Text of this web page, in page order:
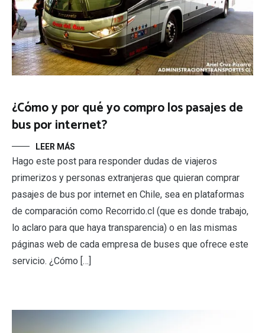
¿Cómo y por qué yo compro los pasajes de
bus por internet?
LEER MÁS
Hago este post para responder dudas de viajeros
primerizos y personas extranjeras que quieran comprar
pasajes de bus por internet en Chile, sea en plataformas
de comparación como Recorrido.cl (que es donde trabajo,
lo aclaro para que haya transparencia) o en las mismas
páginas web de cada empresa de buses que ofrece este
servicio. ¿Cómo […]